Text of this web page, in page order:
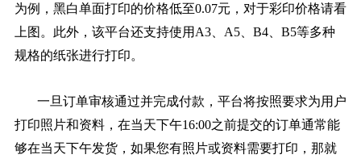
为例，黑白单面打印的价格低至0.07元，对于彩印价格请看
上图。此外，该平台还支持使用A3、A5、B4、B5等多种
规格的纸张进行打印。
一旦订单审核通过并完成付款，平台将按照要求为用户
打印照片和资料，在当天下午16:00之前提交的订单通常能
够在当天下午发货，如果您有照片或资料需要打印，那就